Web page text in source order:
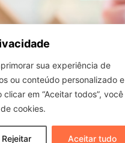
sua experiência de
ou conteúdo personalizado e
em “Aceitar todos”, você
cookies.
Rejeitar Aceitar tudo